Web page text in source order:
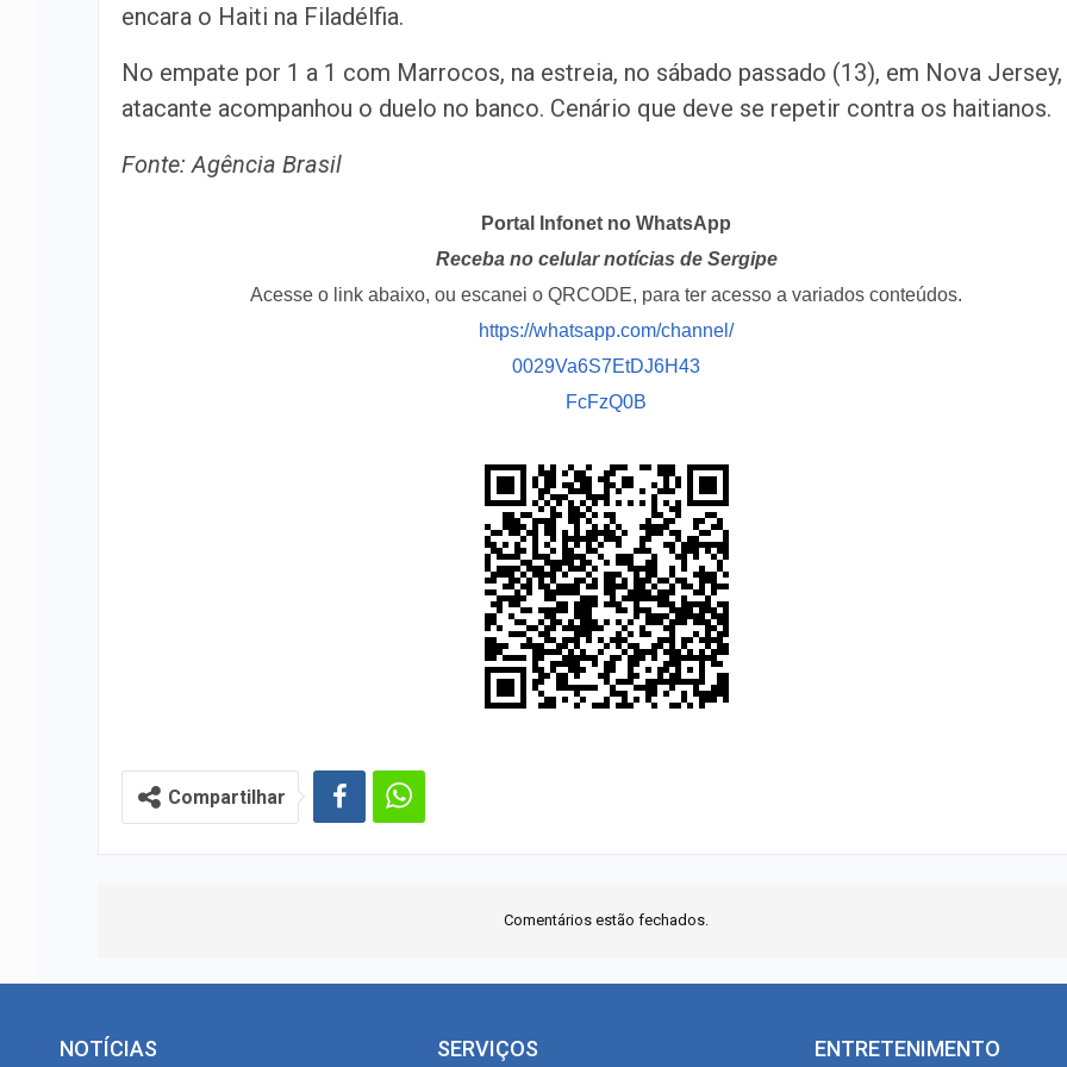
encara o Haiti na Filadélfia.
No empate por 1 a 1 com Marrocos, na estreia, no sábado passado (13), em Nova
atacante acompanhou o duelo no banco. Cenário que deve se repetir contra os haitianos.
Fonte: Agência Brasil
Portal Infonet no WhatsApp
Receba no celular notícias de Sergipe
Acesse o link abaixo, ou escanei o QRCODE, para ter acesso a variados conteúdos.
https://whatsapp.com/channel/
0029Va6S7EtDJ6H43
FcFzQ0B
Compartilhar
Comentários estão fechados.
NOTÍCIAS SERVIÇOS ENTRETENIMENTO